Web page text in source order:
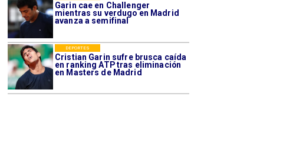
Garin cae en Challenger
mientras su verdugo en Madrid
avanza a semifinal
Cristian Garin sufre brusca caída
en ranking ATP tras eliminación
en Masters de Madrid
DEPORTES